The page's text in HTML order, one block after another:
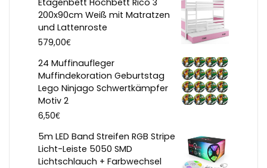
200x90cm Weiß mit Matratzen
und Lattenroste
579,00€
24 Muffinaufleger
Muffindekoration Geburtstag
Lego Ninjago Schwertkämpfer
Motiv 2
6,50€
5m LED Band Streifen RGB Stripe
Licht-Leiste 5050 SMD
Lichtschlauch + Farbwechsel